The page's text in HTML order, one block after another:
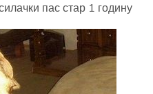
пас стар 1 годину